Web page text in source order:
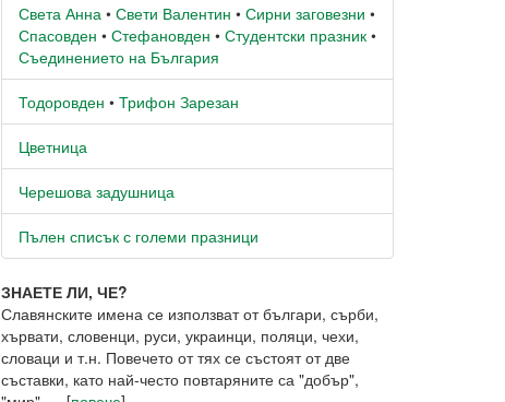
Света Анна • Свети Валентин • Сирни заговезни •
Спасовден • Стефановден • Студентски празник •
Съединението на България
Тодоровден • Трифон Зарезан
Цветница
Черешова задушница
Пълен списък с големи празници
ЗНАЕТЕ ЛИ, ЧЕ?
Славянските имена се използват от българи, сърби,
хървати, словенци, руси, украинци, поляци, чехи,
словаци и т.н. Повечето от тях се състоят от две
съставки, като най-често повтаряните са "добър",